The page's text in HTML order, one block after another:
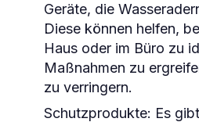
Geräte, die
Diese können helfen,
Haus oder im Büro zu
Maßnahmen zu
zu verringern.
Schutzprodukte: Es